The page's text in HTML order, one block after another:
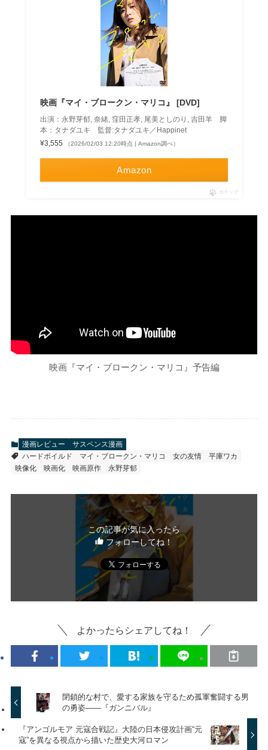
映画『マイ・ブロークン・マリコ』 [DVD]
出演：永野芽郁, 奈緒, 窪田正孝, 尾美としのり, 吉田羊 脚
本：タナダユキ 監督:タナダユキ／Happinet
¥3,555
（2026/02/03 12:20時点 | Amazon調べ）
Amazon
ポチップ
映画『マイ・ブロークン・マリコ』予告編
漫画レビュー
サスペンス漫画
ハードボイルド
マイ・ブロークン・マリコ 女の友情
平庫ワカ
映像化
映画化 映画原作 永野芽郁
この記事が気に入ったら
フォローしてね！
よかったらシェアしてね！
閉鎖的な村で、愛する家族を守るため孤軍奮闘する男
の勇姿——『ガンニバル』
『アンゴルモア 元寇合戦記』大陸の日本侵攻計画“元
寇”を異なる視点から描いた歴史大河ロマン